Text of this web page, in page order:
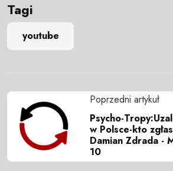
Tagi
youtube
Poprzedni artykuł
Psycho-
w Polsce-kto
Damian Zdrada -
10